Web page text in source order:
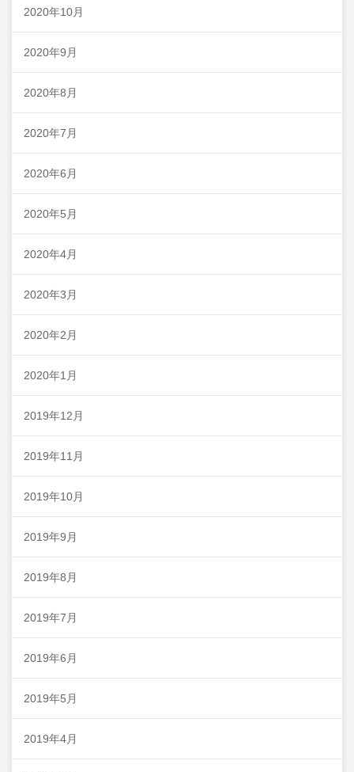
2020年10月
2020年9月
2020年8月
2020年7月
2020年6月
2020年5月
2020年4月
2020年3月
2020年2月
2020年1月
2019年12月
2019年11月
2019年10月
2019年9月
2019年8月
2019年7月
2019年6月
2019年5月
2019年4月